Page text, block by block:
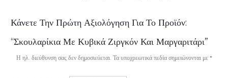
Α
ξ
Κάνετε Την Πρώτη Αξιολόγηση Για Το Προϊόν:
“Σκουλαρίκια Με Κυβικά Ζιργκόν Και Μαργαριτάρι”
Η ηλ. διεύθυνση σας δεν δημοσιεύεται. Τα υποχρεωτικά πεδία σημειώνονται με *